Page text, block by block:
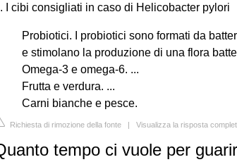
I cibi consigliati in caso di Helicobacter pylori
Probiotici. I probiotici sono formati da
e stimolano la produzione di una flora
Omega-3 e omega-6. ...
Frutta e verdura. ...
Carni bianche e pesce.
Richiesta di rimozione della fonte | Visualizza la risposta
tempo ci vuole per